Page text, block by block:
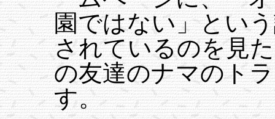
園ではない」とい
されているのを見
の友達のナマのト
す。